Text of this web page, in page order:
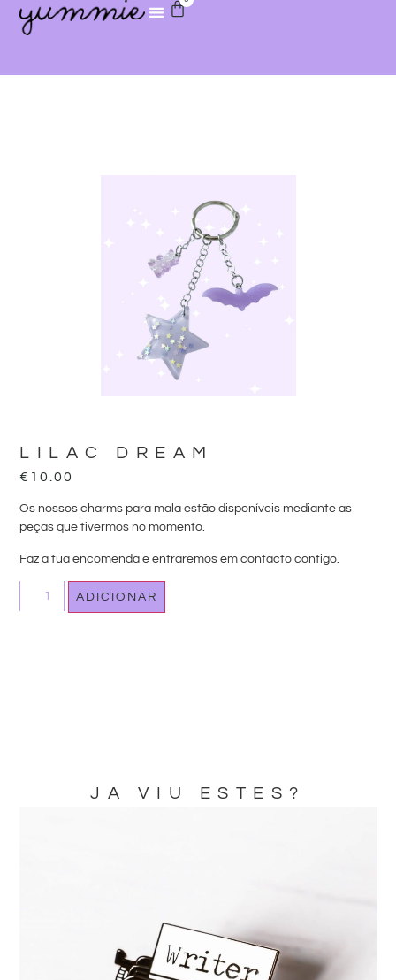
LILAC DREAM
€ 10.00
Os nossos charms para mala estão disponíveis mediante as
peças que tivermos no momento.
Faz a tua encomenda e entraremos em contacto contigo.
ADICIONAR
JA VIU ESTES?